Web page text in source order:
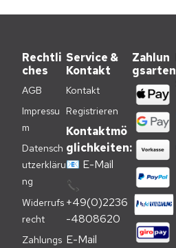
Rechtli
ches
AGB
Impressu
m
Datensch
utzerkläru
ng
Widerrufs
recht
Zahlungs
Service &
Kontakt
Kontakt
Registrieren
Kontaktmö
glichkeiten:
📧 E-Mail
📞
+49(0)2236
-4808620
E-Mail
Zahlun
gsarten